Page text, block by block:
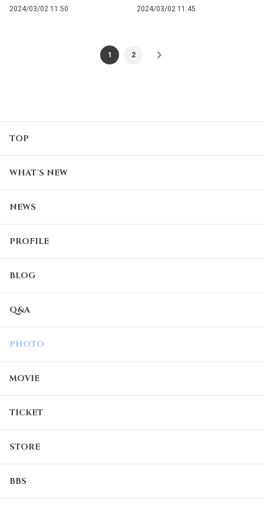
2024/03/02 11:50 2024/03/02 11:45
1 2
TOP
WHAT'S NEW
NEWS
PROFILE
BLOG
Q&A
PHOTO
MOVIE
TICKET
STORE
BBS